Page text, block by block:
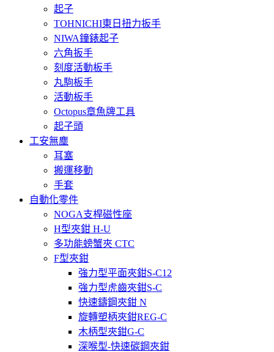
起子
TOHNICHI東日扭力扳手
NIWA鐘錶起子
六角扳手
刻度活動板手
丸駒板手
活動板手
Octopus章魚牌工具
起子頭
工安無塵
耳塞
搬運移動
手套
自動化零件
NOGA支桿磁性座
H型夾鉗 H-U
多功能螃蟹夾 CTC
F型夾鉗
強力型平面夾鉗S-C12
強力型虎齒夾鉗S-C
快速鑄鋼夾鉗 N
旋轉塑柄夾鉗REG-C
木柄型夾鉗G-C
深喉型-快速碳鋼夾鉗